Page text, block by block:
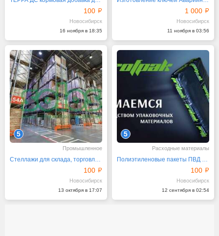
100
Новосибирск
16 ноября в 18:35
1 000
Новосибирск
11 ноября в 03:56
5
Промышленное
Стеллажи для склада, торговли и производства
100
Новосибирск
13 октября в 17:07
5
Расходные материалы
Полиэтиленовые пакеты ПВД от производителя
100
Новосибирск
12 сентября в 02:54